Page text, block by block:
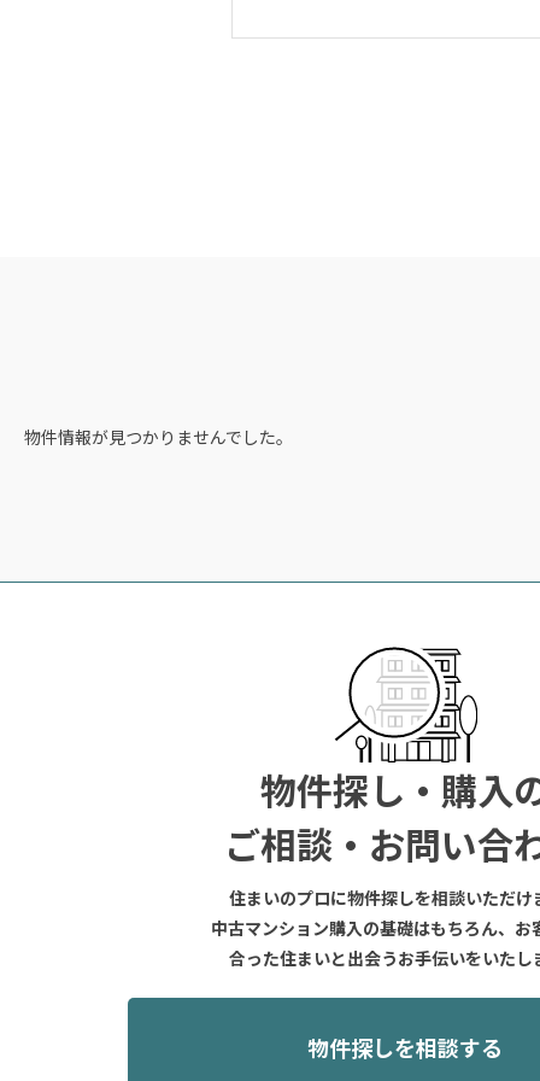
物件情報が見つかりませんでした。
物件探し・購入
ご相談・お問い合
住まいのプロに物件探しを相談いただけ
中古マンション購入の基礎はもちろん、お
合った住まいと出会うお手伝いをいたし
物件探しを相談する